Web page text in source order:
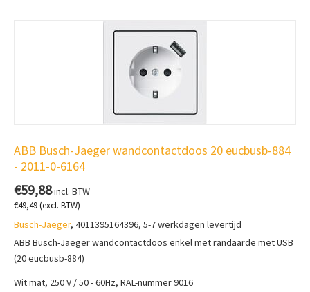
ABB Busch-Jaeger wandcontactdoos 20 eucbusb-884
- 2011-0-6164
€59,88incl. BTW
€49,49(excl. BTW)
Busch-Jaeger, 4011395164396, 5-7 werkdagen levertijd
ABB Busch-Jaeger wandcontactdoos enkel met randaarde met USB
(20 eucbusb-884)
Wit mat, 250 V / 50 - 60Hz, RAL-nummer 9016